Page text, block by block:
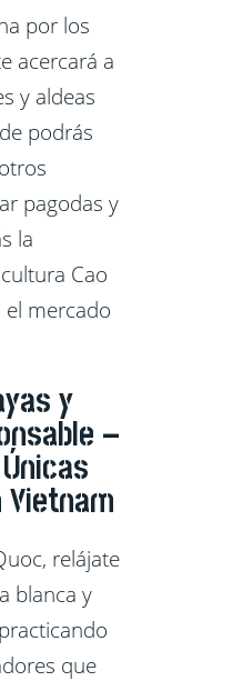
por los
acercará a
y aldeas
podrás
pagodas y
la
Cao
el mercado
y
–
Vietnam
relájate
blanca y
que